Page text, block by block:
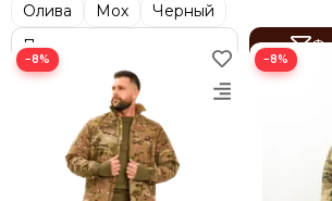
Олива
Мох
Черный
−8% −8%